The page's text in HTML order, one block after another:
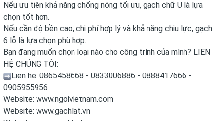
Nếu ưu tiên khả năng chống nóng tối ưu, gạch chữ U là lựa
chọn tốt hơn.
Nếu cần độ bền cao, chi phí hợp lý và khả năng chịu lực, gạch
6 lỗ là lựa chọn phù hợp.
Bạn đang muốn chọn loại nào cho công trình của mình? LIÊN
HỆ CHÚNG TÔI:
Liên hệ: 0865458668 - 0833006886 - 0888417666 -
0905955956
Website: www.ngoivietnam.com
Website: www.gachlat.vn